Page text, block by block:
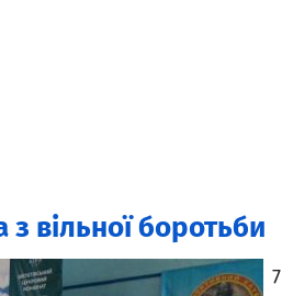
з вільної боротьби
7